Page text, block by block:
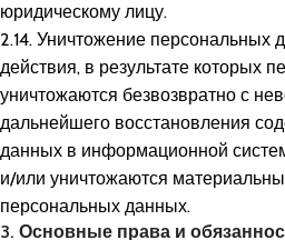
юридическому лицу.
2.14. Уничтожение
действия, в результате которых
уничтожаются безвозвратно с
дальнейшего восстановления
данных в информационной
и/или уничтожаются
персональных данных.
3. Основные права и